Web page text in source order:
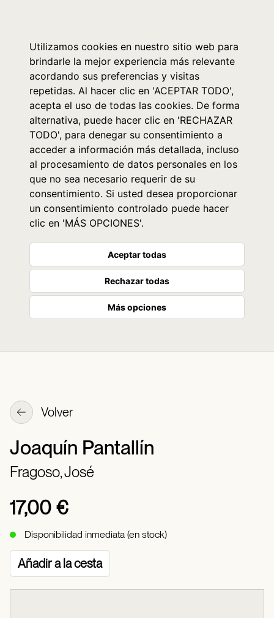
Utilizamos cookies en nuestro sitio web para
brindarle la mejor experiencia más relevante
acordando sus preferencias y visitas
repetidas. Al hacer clic en 'ACEPTAR TODO',
acepta el uso de todas las cookies. De forma
alternativa, puede hacer clic en 'RECHAZAR
TODO', para denegar su consentimiento a
acceder a información más detallada, incluso
al procesamiento de datos personales en los
que no sea necesario requerir de su
consentimiento. Si usted desea proporcionar
un consentimiento controlado puede hacer
clic en 'MÁS OPCIONES'.
Aceptar todas
Rechazar todas
Más opciones
Volver
Joaquín Pantallín
Fragoso, José
17,00 €
Disponibilidad inmediata (en stock)
Añadir a la cesta